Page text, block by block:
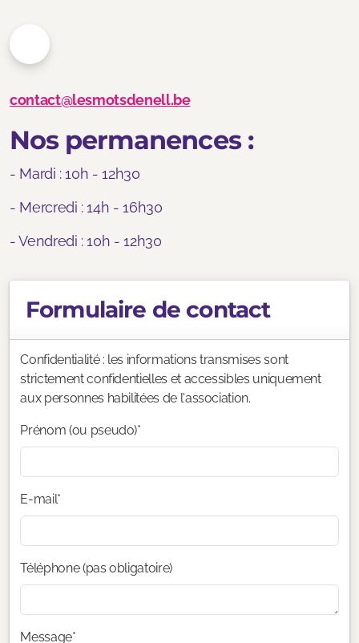
contact@lesmotsdenell.be
Nos permanences :
- Mardi : 10h - 12h30
- Mercredi : 14h - 16h30
- Vendredi : 10h - 12h30
Formulaire de contact
Confidentialité : les informations transmises sont
strictement confidentielles et accessibles uniquement
aux personnes habilitées de l'association.
Prénom (ou pseudo)*
E-mail*
Téléphone (pas obligatoire)
Message*